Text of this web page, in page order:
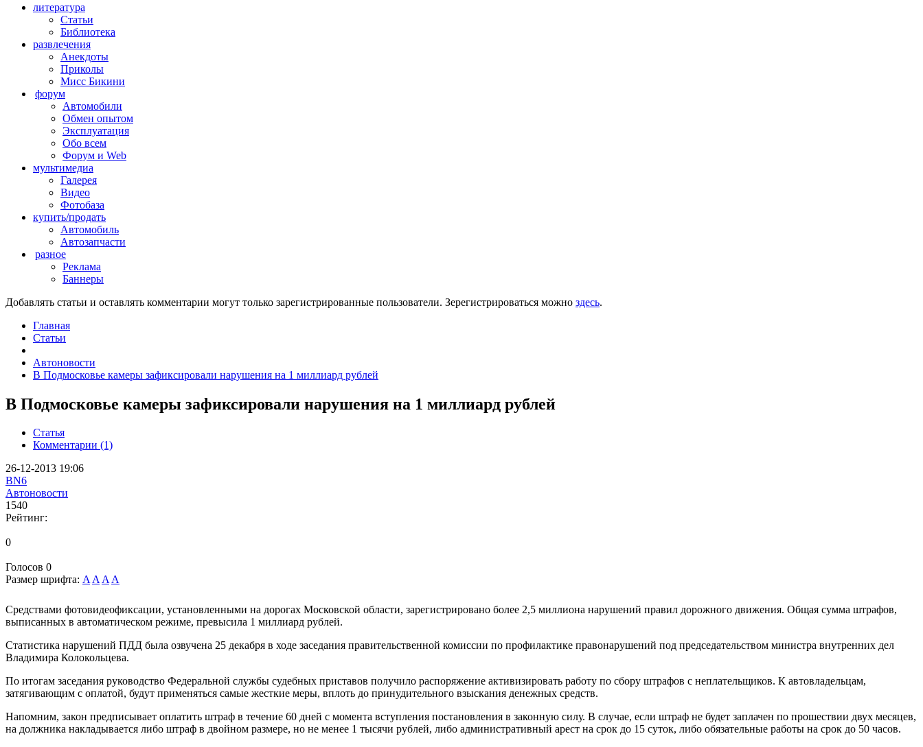
литература
Статьи
Библиотека
развлечения
Анекдоты
Приколы
Мисс Бикини
форум
Автомобили
Обмен опытом
Эксплуатация
Обо всем
Форум и Web
мультимедиа
Галерея
Видео
Фотобаза
купить/продать
Автомобиль
Автозапчасти
разное
Реклама
Баннеры
Добавлять статьи и оставлять комментарии могут только зарегистрированные пользователи. Зерегистрироваться можно здесь.
Главная
Статьи
Автоновости
В Подмосковье камеры зафиксировали нарушения на 1 миллиард рублей
В Подмосковье камеры зафиксировали нарушения на 1 миллиард рублей
Статья
Комментарии (1)
26-12-2013 19:06
BN6
Автоновости
1540
Рейтинг:
0
Голосов 0
Размер шрифта: AAAA
Средствами фотовидеофиксации, установленными на дорогах Московской области, зарегистрировано более 2,5 миллиона нарушений правил дорожного движения. Общая сумма штрафов,
выписанных в автоматическом режиме, превысила 1 миллиард рублей.
Статистика нарушений ПДД была озвучена 25 декабря в ходе заседания правительственной комиссии по профилактике правонарушений под председательством министра внутренних дел
Владимира Колокольцева.
По итогам заседания руководство Федеральной службы судебных приставов получило распоряжение активизировать работу по сбору штрафов с неплательщиков. К автовладельцам,
затягивающим с оплатой, будут применяться самые жесткие меры, вплоть до принудительного взыскания денежных средств.
Напомним, закон предписывает оплатить штраф в течение 60 дней с момента вступления постановления в законную силу. В случае, если штраф не будет заплачен по прошествии двух месяцев,
на должника накладывается либо штраф в двойном размере, но не менее 1 тысячи рублей, либо административный арест на срок до 15 суток, либо обязательные работы на срок до 50 часов.